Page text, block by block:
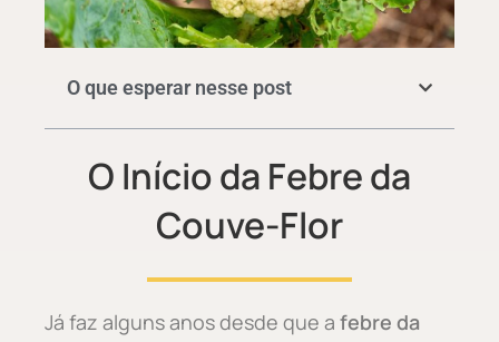
O que esperar nesse post
O Início da Febre da
Couve-Flor
Já faz alguns anos desde que a febre da